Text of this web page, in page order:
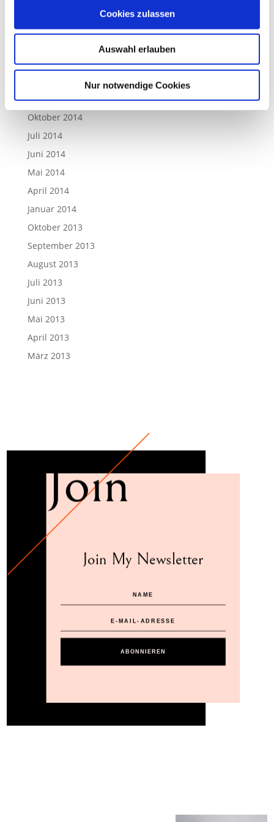
Cookies zulassen
Auswahl erlauben
Nur notwendige Cookies
März 2015
Dezember 2014
Oktober 2014
Juli 2014
Juni 2014
Mai 2014
April 2014
Januar 2014
Oktober 2013
September 2013
August 2013
Juli 2013
Juni 2013
Mai 2013
April 2013
März 2013
Join
Join My Newsletter
ABONNIEREN